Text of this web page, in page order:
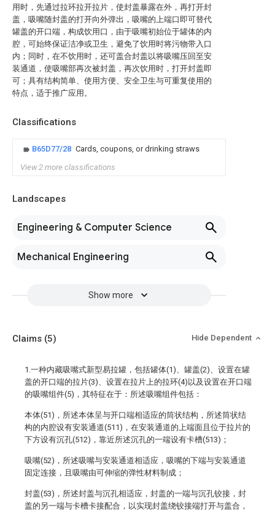
用时，先通过拉环拉开拉片，使封盖暴露在外，再打开封
盖，吸嘴随封盖的打开向外弹出，吸嘴的上端口即可替代
罐盖的开口端，构成饮用口，由于吸嘴初始位于罐体的内
腔，可始终保证洁净或卫生，避免了饮用时将污物带入口
内；同时，在不饮用时，还可盖合封盖以将吸嘴压回至安
装通道，使吸嘴部再次被封盖，再次饮用时，打开封盖即
可；具有结构简单、使用方便、安全卫生与可重复使用的
特点，适于推广应用。
Classifications
B65D77/28 Cards, coupons, or drinking straws
View 2 more classifications
Landscapes
Engineering & Computer Science
Mechanical Engineering
Show more
Claims (5) Hide Dependent
1.一种内藏吸嘴式新型易拉罐，包括罐体(1)、罐盖(2)、设置在罐
盖的开口端的拉片(3)、设置在拉片上的拉环(4)以及设置在开口端
的吸嘴组件(5)，其特征在于：所述吸嘴组件包括：
本体(51)，所述本体呈与开口端相适应的筒状结构，所述筒状结
构的内腔设有安装通道(511)，在安装通道的上端面且位于拉片的
下方设有沉孔(512)，靠近所述沉孔的一端设有卡槽(513)；
吸嘴(52)，所述吸嘴与安装通道相适应，吸嘴的下端与安装通道
固定连接，且吸嘴由可伸缩的弹性材料制成；
封盖(53)，所述封盖与沉孔相适应，封盖的一端与沉孔铰接，封
盖的另一端与卡槽卡接配合，以实现封盖绕铰接端打开与盖合，